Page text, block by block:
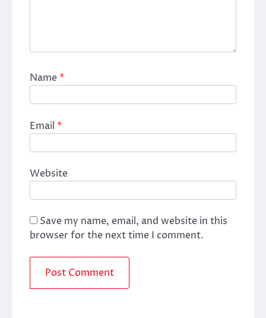
Name*
Email *
Website
Save my name, email, and website in this
browser for the next time I comment.